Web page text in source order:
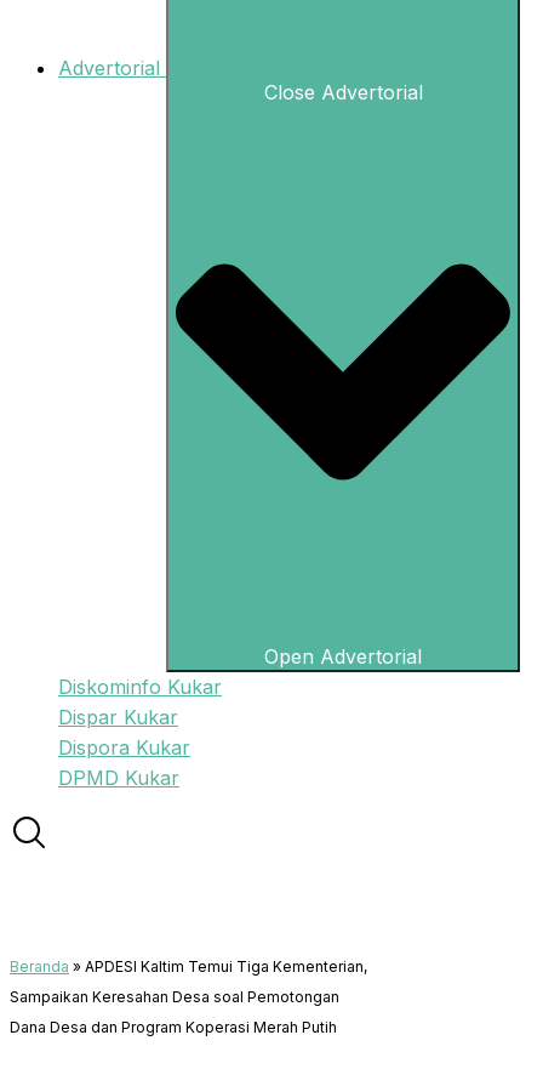
Advertorial
Close Advertorial
Open Advertorial
Diskominfo Kukar
Dispar Kukar
Dispora Kukar
DPMD Kukar
Beranda » APDESI Kaltim Temui Tiga Kementerian,
Sampaikan Keresahan Desa soal Pemotongan
Dana Desa dan Program Koperasi Merah Putih